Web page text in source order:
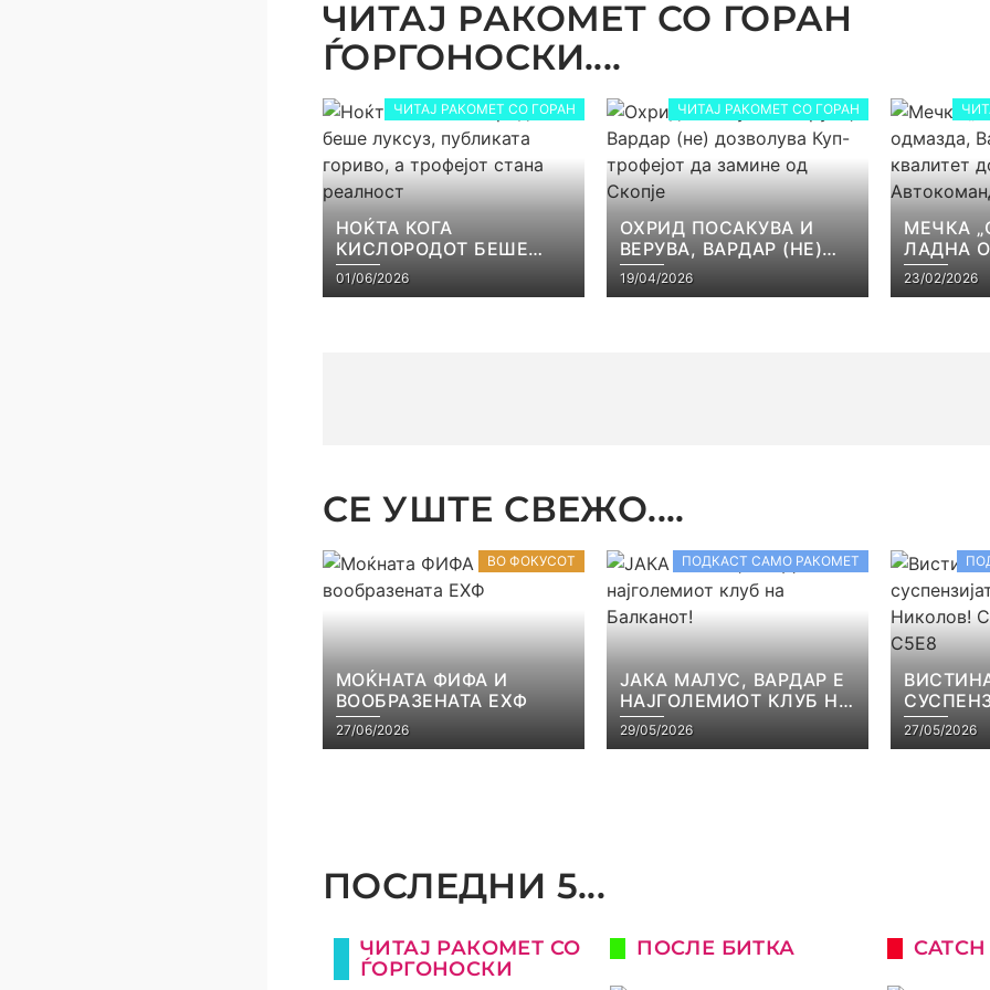
ЧИТАЈ РАКОМЕТ СО ГОРАН
ЃОРГОНОСКИ....
ЧИТАЈ РАКОМЕТ СО ГОРАН
НОЌТА КОГА
КИСЛОРОДОТ БЕШЕ
ЛУКСУЗ, ПУБЛИКАТА
ГОРИВО, А ТРОФЕЈОТ
01/06/2026
ЧИТАЈ РАКОМЕТ СО ГОРАН
ОХРИД ПОСАКУВА И
ВЕРУВА, ВАРДАР (НЕ)
ДОЗВОЛУВА КУП-
ТРОФЕЈОТ ДА ЗАМИНЕ
19/04/2026
МЕЧКА
ЛАДНА
ВАРДАР
23/02/2026
СЕ УШТЕ СВЕЖО....
ВО ФОКУСОТ
МОЌНАТА ФИФА И
ВООБРАЗЕНАТА ЕХФ
27/06/2026
ПОДКАСТ САМО РАКОМЕТ
ЈАКА МАЛУС, ВАРДАР Е
НАЈГОЛЕМИОТ КЛУБ НА
БАЛКАНОТ!
29/05/2026
САМО
27/05/2026
ПОСЛЕДНИ 5...
ЧИТАЈ РАКОМЕТ СО
ЃОРГОНОСКИ
ПОСЛЕ БИТКА